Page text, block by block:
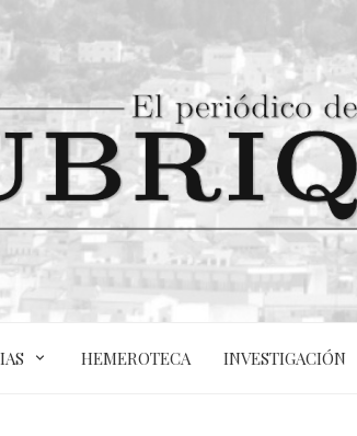
HEMEROTECA INVESTIGACIÓN